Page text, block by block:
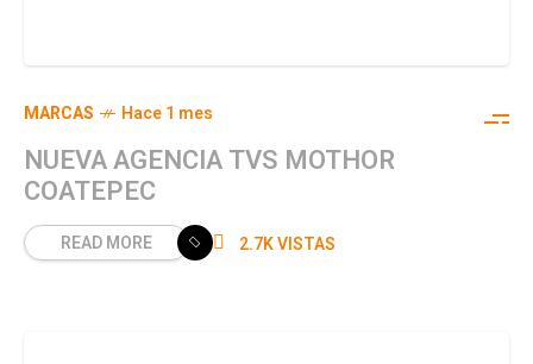
MARCAS Hace 1 mes
NUEVA AGENCIA TVS MOTHOR
COATEPEC
READ MORE 2.7K VISTAS